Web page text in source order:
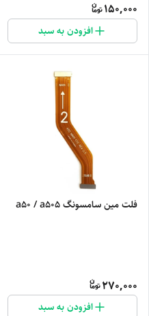
150,000
افزودن به سبد
فلت مین سامسونگ a50 / a505
270,000
افزودن به سبد